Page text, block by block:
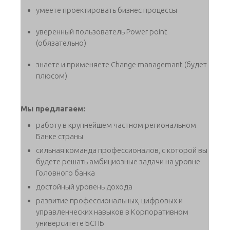
умеете проектировать бизнес процессы
уверенный пользователь Power point
(обязательно)
знаете и применяете Change managemant (будет
плюсом)
Мы предлагаем:
работу в крупнейшем частном региональном
Банке страны
сильная команда профессионалов, с которой вы
будете решать амбициозные задачи на уровне
Головного банка
достойный уровень дохода
развитие профессиональных, цифровых и
управленческих навыков в Корпоративном
университете БСПБ